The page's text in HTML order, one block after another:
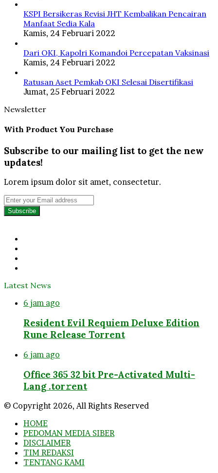
KSPI Bersikeras Revisi JHT Kembalikan Pencairan
Manfaat Sedia Kala
Kamis, 24 Februari 2022
Dari OKI, Kapolri Komandoi Percepatan Vaksinasi
Kamis, 24 Februari 2022
Ratusan Aset Pemkab OKI Selesai Disertifikasi
Jumat, 25 Februari 2022
Newsletter
With Product You Purchase
Subscribe to our mailing list to get the new
updates!
Lorem ipsum dolor sit amet, consectetur.
Enter
your
Email
Latest News
6 jam ago
Resident Evil Requiem Deluxe Edition
Rune Release Torrent
6 jam ago
Office 365 32 bit Pre-Activated Multi-
Lang .tоr𝚛еnt
© Copyright 2026, All Rights Reserved
HOME
PEDOMAN MEDIA SIBER
DISCLAIMER
TIM REDAKSI
TENTANG KAMI